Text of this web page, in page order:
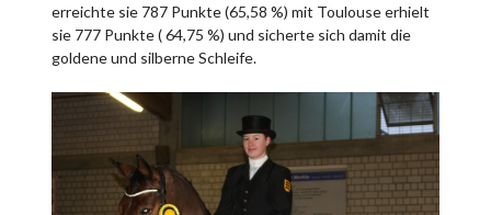
erreichte sie 787 Punkte (65,58 %) mit Toulouse erhielt
sie 777 Punkte ( 64,75 %) und sicherte sich damit die
goldene und silberne Schleife.